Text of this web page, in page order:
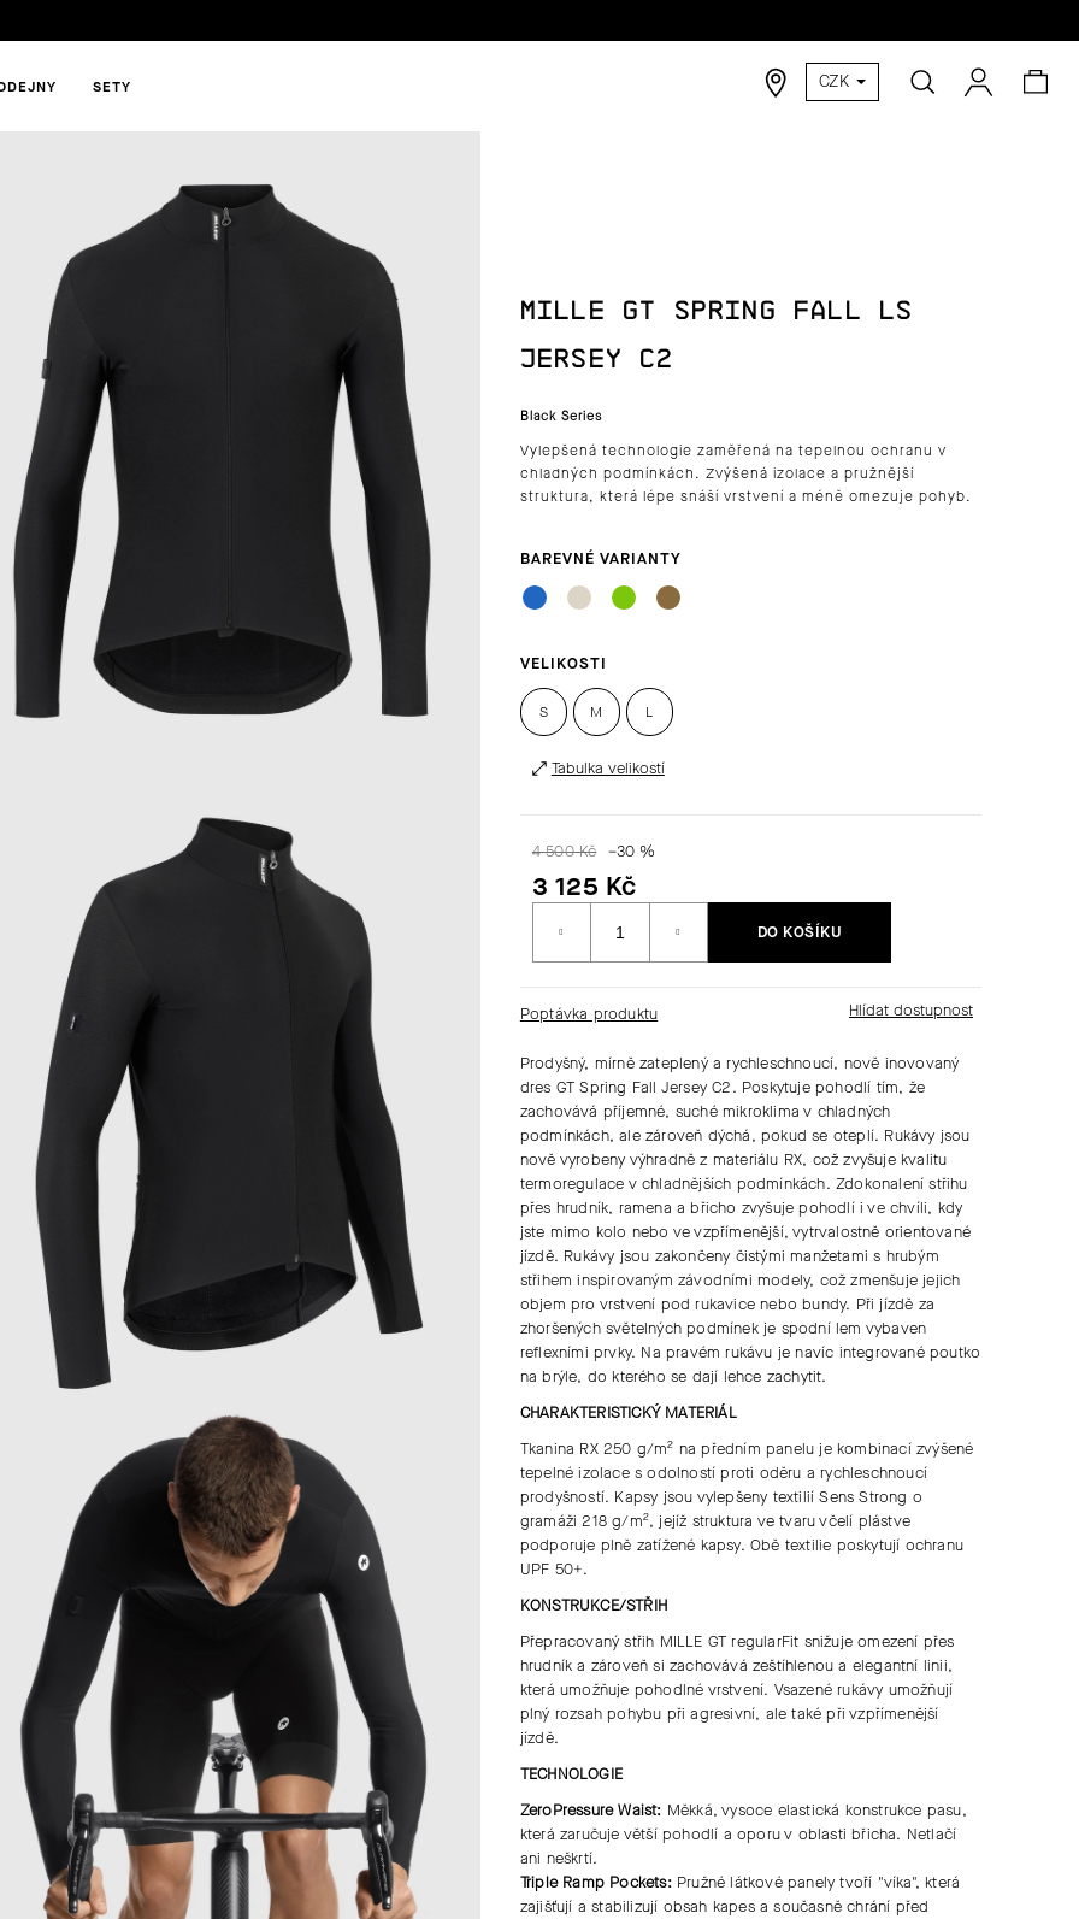
SETY CZK Hledat
MILLE GT SPRING FALL LS
JERSEY C2
Black Series
Vylepšená technologie zaměřená na tepelnou ochranu v
chladných podmínkách. Zvýšená izolace a pružnější
struktura, která lépe snáší vrstvení a méně omezuje pohyb.
VELIKOSTI
S M L
Tabulka velikostí
4 500 Kč –30 %
3 125 Kč
cena:
DO KOŠÍKU
Poptávka produktu
Prodyšný, mírně zateplený a rychleschnoucí, nově inovovaný
dres GT Spring Fall Jersey C2. Poskytuje pohodlí tím, že
zachovává příjemné, suché mikroklima v chladných
podmínkách, ale zároveň dýchá, pokud se oteplí. Rukávy jsou
nově vyrobeny výhradně z materiálu RX, což zvyšuje kvalitu
termoregulace v chladnějších podmínkách. Zdokonalení střihu
přes hrudník, ramena a břicho zvyšuje pohodlí i ve chvíli, kdy
jste mimo kolo nebo ve vzpřímenější, vytrvalostně orientované
jízdě. Rukávy jsou zakončeny čistými manžetami s hrubým
střihem inspirovaným závodními modely, což zmenšuje jejich
objem pro vrstvení pod rukavice nebo bundy. Při jízdě za
zhoršených světelných podmínek je spodní lem vybaven
reflexními prvky. Na pravém rukávu je navíc integrované poutko
na brýle, do kterého se dají lehce zachytit.
CHARAKTERISTICKÝ MATERIÁL
Tkanina RX 250 g/m² na předním panelu je kombinací zvýšené
tepelné izolace s odolností proti oděru a rychleschnoucí
prodyšností. Kapsy jsou vylepšeny textilií Sens Strong o
gramáži 218 g/m², jejíž struktura ve tvaru včelí plástve
podporuje plně zatížené kapsy. Obě textilie poskytují ochranu
UPF 50+.
KONSTRUKCE/STŘIH
Přepracovaný střih MILLE GT regularFit snižuje omezení přes
hrudník a zároveň si zachovává zeštíhlenou a elegantní linii,
která umožňuje pohodlné vrstvení. Vsazené rukávy umožňují
plný rozsah pohybu při agresivní, ale také při vzpřímenější
jízdě.
TECHNOLOGIE
ZeroPressure Waist: Měkká, vysoce elastická konstrukce pasu,
která zaručuje větší pohodlí a oporu v oblasti břicha. Netlačí
ani neškrtí.
Triple Ramp Pockets:Pružné látkové panely tvoří "víka", která
zajišťují a stabilizují obsah kapes a současně chrání před
HLEDAT